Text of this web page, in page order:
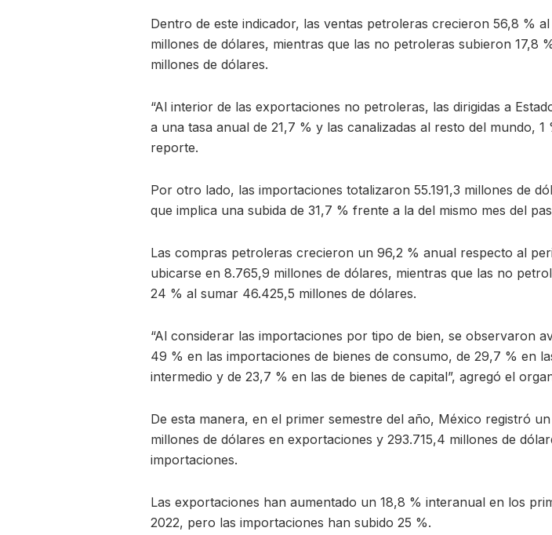
Dentro de este indicador, las ventas petroleras crecieron 56,8 %
millones de dólares, mientras que las no petroleras subieron 17,8
millones de dólares.
“Al interior de las exportaciones no petroleras, las dirigidas a
a una tasa anual de 21,7 % y las canalizadas al resto del mundo, 1
reporte.
Por otro lado, las importaciones totalizaron 55.191,3 millones de
que implica una subida de 31,7 % frente a la del mismo mes del
Las compras petroleras crecieron un 96,2 % anual respecto al
ubicarse en 8.765,9 millones de dólares, mientras que las no
24 % al sumar 46.425,5 millones de dólares.
“Al considerar las importaciones por tipo de bien, se observaron
49 % en las importaciones de bienes de consumo, de 29,7 % en
intermedio y de 23,7 % en las de bienes de capital”, agregó el
De esta manera, en el primer semestre del año, México registró
millones de dólares en exportaciones y 293.715,4 millones de
importaciones.
Las exportaciones han aumentado un 18,8 % interanual en los
2022, pero las importaciones han subido 25 %.